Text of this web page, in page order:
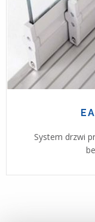
System drzwi